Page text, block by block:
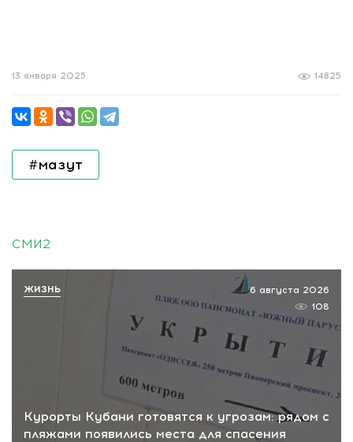
14825
13 января 2025
#мазут
СМИ2
Курорты Кубани готовятся к угрозам: рядом с
пляжами появились места для спасения
6 августа 2026
108
ЖИЗНЬ